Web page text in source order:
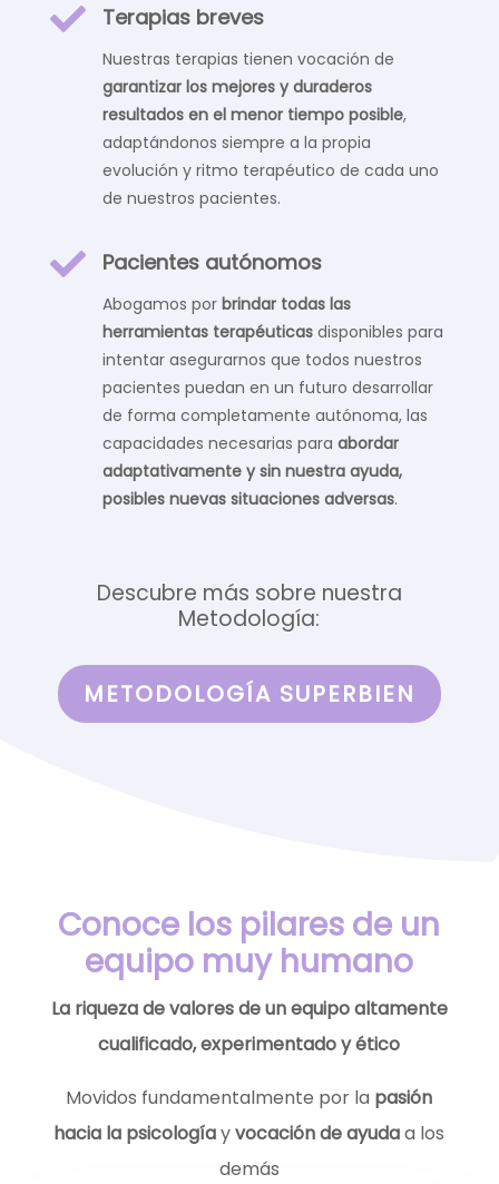
 Terapias breves
Nuestras terapias tienen vocación de
garantizar los mejores y duraderos
resultados en el menor tiempo posible,
adaptándonos siempre a la propia
evolución y ritmo terapéutico de cada uno
de nuestros pacientes.
 Pacientes autónomos
Abogamos por brindar todas las
herramientas terapéuticasdisponibles para
intentar asegurarnos que todos nuestros
pacientes puedan en un futuro desarrollar
de forma completamente autónoma, las
capacidades necesarias para abordar
adaptativamente y sin nuestra ayuda,
posibles nuevas situaciones adversas.
Descubre más sobre nuestra
Metodología:
METODOLOGÍA SUPERBIEN
Conoce los pilares de un
equipo muy humano
La riqueza de valores de un equipo altamente
cualificado, experimentado y ético
Movidos fundamentalmente por la pasión
hacia la psicologíayvocación de ayudaa los
demás